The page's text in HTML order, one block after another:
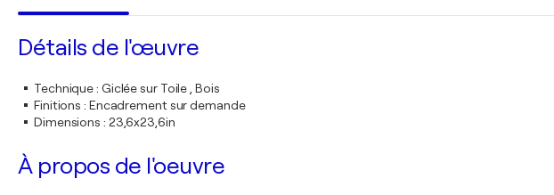
Détails de l'œuvre
Technique: Giclée sur Toile , Bois
Finitions : Encadrement sur demande
Dimensions : 23,6x23,6in
À propos de l'oeuvre